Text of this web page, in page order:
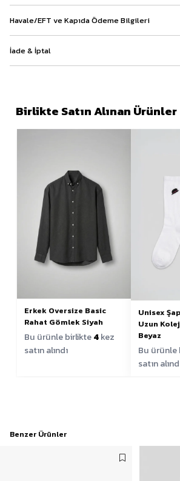
Havale/EFT ve Kapıda Ödeme Bilgileri
İade & İptal
Birlikte Satın Alınan Ürünler
Erkek Oversize Basic
Rahat Gömlek Siyah
Bu ürünle birlikte4kez
satın alındı
Unisex
Uzun
Beyaz
Bu ürünle
satın
Benzer Ürünler